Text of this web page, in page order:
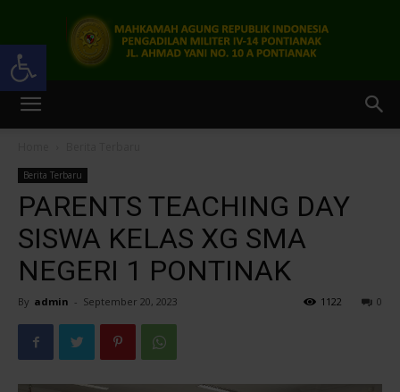
Open toolbar
IV-
Berita Terbaru
PARENTS TEACHING DAY
SISWA KELAS XG SMA
NEGERI 1 PONTINAK
By admin - September 20, 2023 0
1122